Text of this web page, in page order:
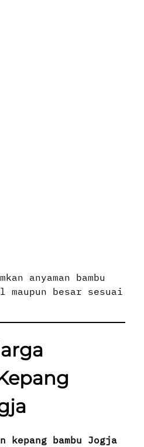
anyaman bambu
maupun besar sesuai
kepang bambu Jogja